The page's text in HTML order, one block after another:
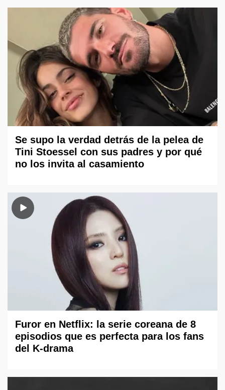
Se supo la verdad detrás de la pelea de
Tini Stoessel con sus padres y por qué
no los invita al casamiento
Furor en Netflix: la serie coreana de 8
episodios que es perfecta para los fans
del K-drama